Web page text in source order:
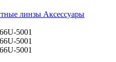
линзы Аксессуары